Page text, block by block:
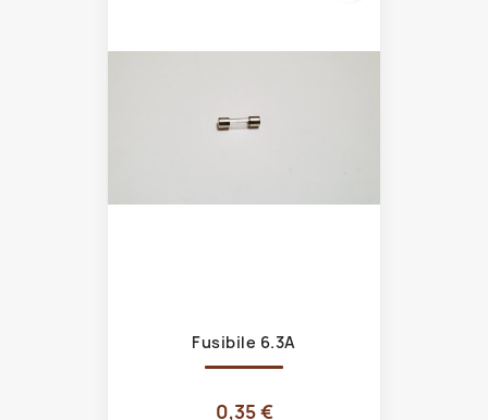
Fusibile 6.3A
0,35 €